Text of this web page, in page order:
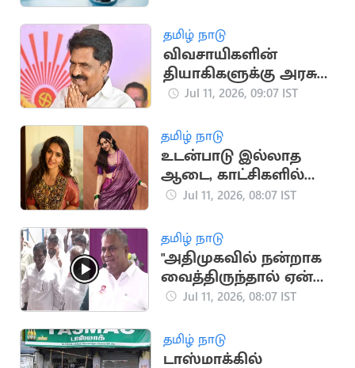
விண்ணப்பங்கள்
வரவேற்பு
தமிழ் நாடு
விவசாயிகளின்
தியாகிகளுக்கு அரசு
வேலை: ஈஸ்வரன்
Jul 11, 2026, 09:07 IST
தமிழ் நாடு
உடன்பாடு இல்லாத
ஆடை, காட்சிகளில்
நடிக்க மாட்டேன்:
Jul 11, 2026, 08:07 IST
தமிழ் நாடு
"அதிமுகவில் நன்றாக
வைத்திருந்தால் ஏன்
தவெக வர
அமைச்சர் ஆனந்த்
பதிலடி
Jul 11, 2026, 08:07 IST
தமிழ் நாடு
டாஸ்மாக்கில்